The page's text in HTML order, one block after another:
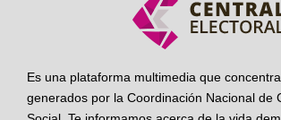
Es una plataforma multimedia que
generados por la Coordinación Nacional de